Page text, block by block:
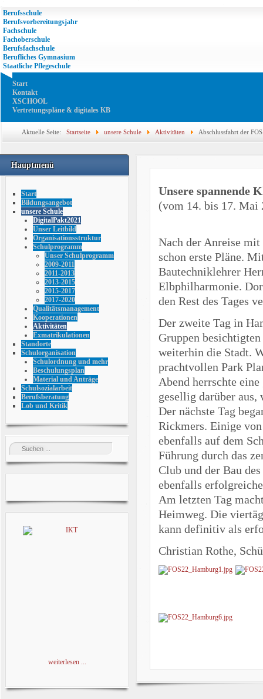
Berufsschule
Berufsvorbereitungsjahr
Fachschule
Fachoberschule
Berufsfachschule
Berufliches Gymnasium
Staatliche Pflegeschule
Start
Kontakt
XSCHOOL
Vertretungspläne & digitales KB
Aktuelle Seite: Startseite unsere Schule Aktivitäten Abschlussfahrt der
Hauptmenü
Start
Bildungsangebot
unsere Schule
DigitalPakt2021
Unser Leitbild
Organisationsstruktur
Schulprogramm
Unser Schulprogramm
2009-2011
2011-2013
2013-2015
2015-2017
2017-2020
Qualitätsmanagement
Kooperationen
Aktivitäten
Exmatrikulationen
Standorte
Schulorganisation
Schulordnung und mehr
Beschulungsplan
Material und Anträge
Schulsozialarbeit
Berufsberatung
Lob und Kritik
weiterlesen ...
Unsere spannende
(vom 14. bis 17. Mai
Nach der Anreise
schon erste Pläne.
Bautechniklehrer
Elbphilharmonie.
den Rest des Tages
Der zweite Tag in
Gruppen
weiterhin die Stadt.
prachtvollen Park
Abend herrschte
gesellig darüber aus,
Der nächste Tag
Rickmers. Einige
ebenfalls auf dem
Führung durch das
Club und der Bau
ebenfalls
Am letzten Tag
Heimweg. Die
kann definitiv als
Christian Rothe,